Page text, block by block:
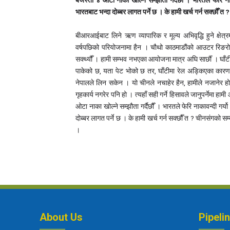
भारतबाट भन्दा दोब्बर लागत पर्ने छ । के हामी खर्च गर्न सक्छौँ त ?
बीआरआईबाट लिने ऋण व्यापारिक र मूल्य अभिवृद्धि हुने
वर्षपछिको परियोजनामा हैन । चौथो काठमाडौंको आउटर
सक्थ्यौँ । हामी सम्भव नभएका आयोजना मात्र अघि सार्छौँ ।
पाकेको छ, यता पेट भोको छ तर, घाँटीमा रेल अड्किएका
नेपालले लिन सकेन । यो चीनले नचाहेर हैन, हामीले नजानेर हो
गृहकार्य नगरेर पनि हो । त्यहाँ सही गर्ने हिसावले जानुपर्नेमा
ओटा नाका खोल्ने सम्झौता गर्दैछौँ । भारतले फेरि नाकावन्दी
दोब्बर लागत पर्ने छ । के हामी खर्च गर्न सक्छौँ त ? चीनसंगको
।
About Us